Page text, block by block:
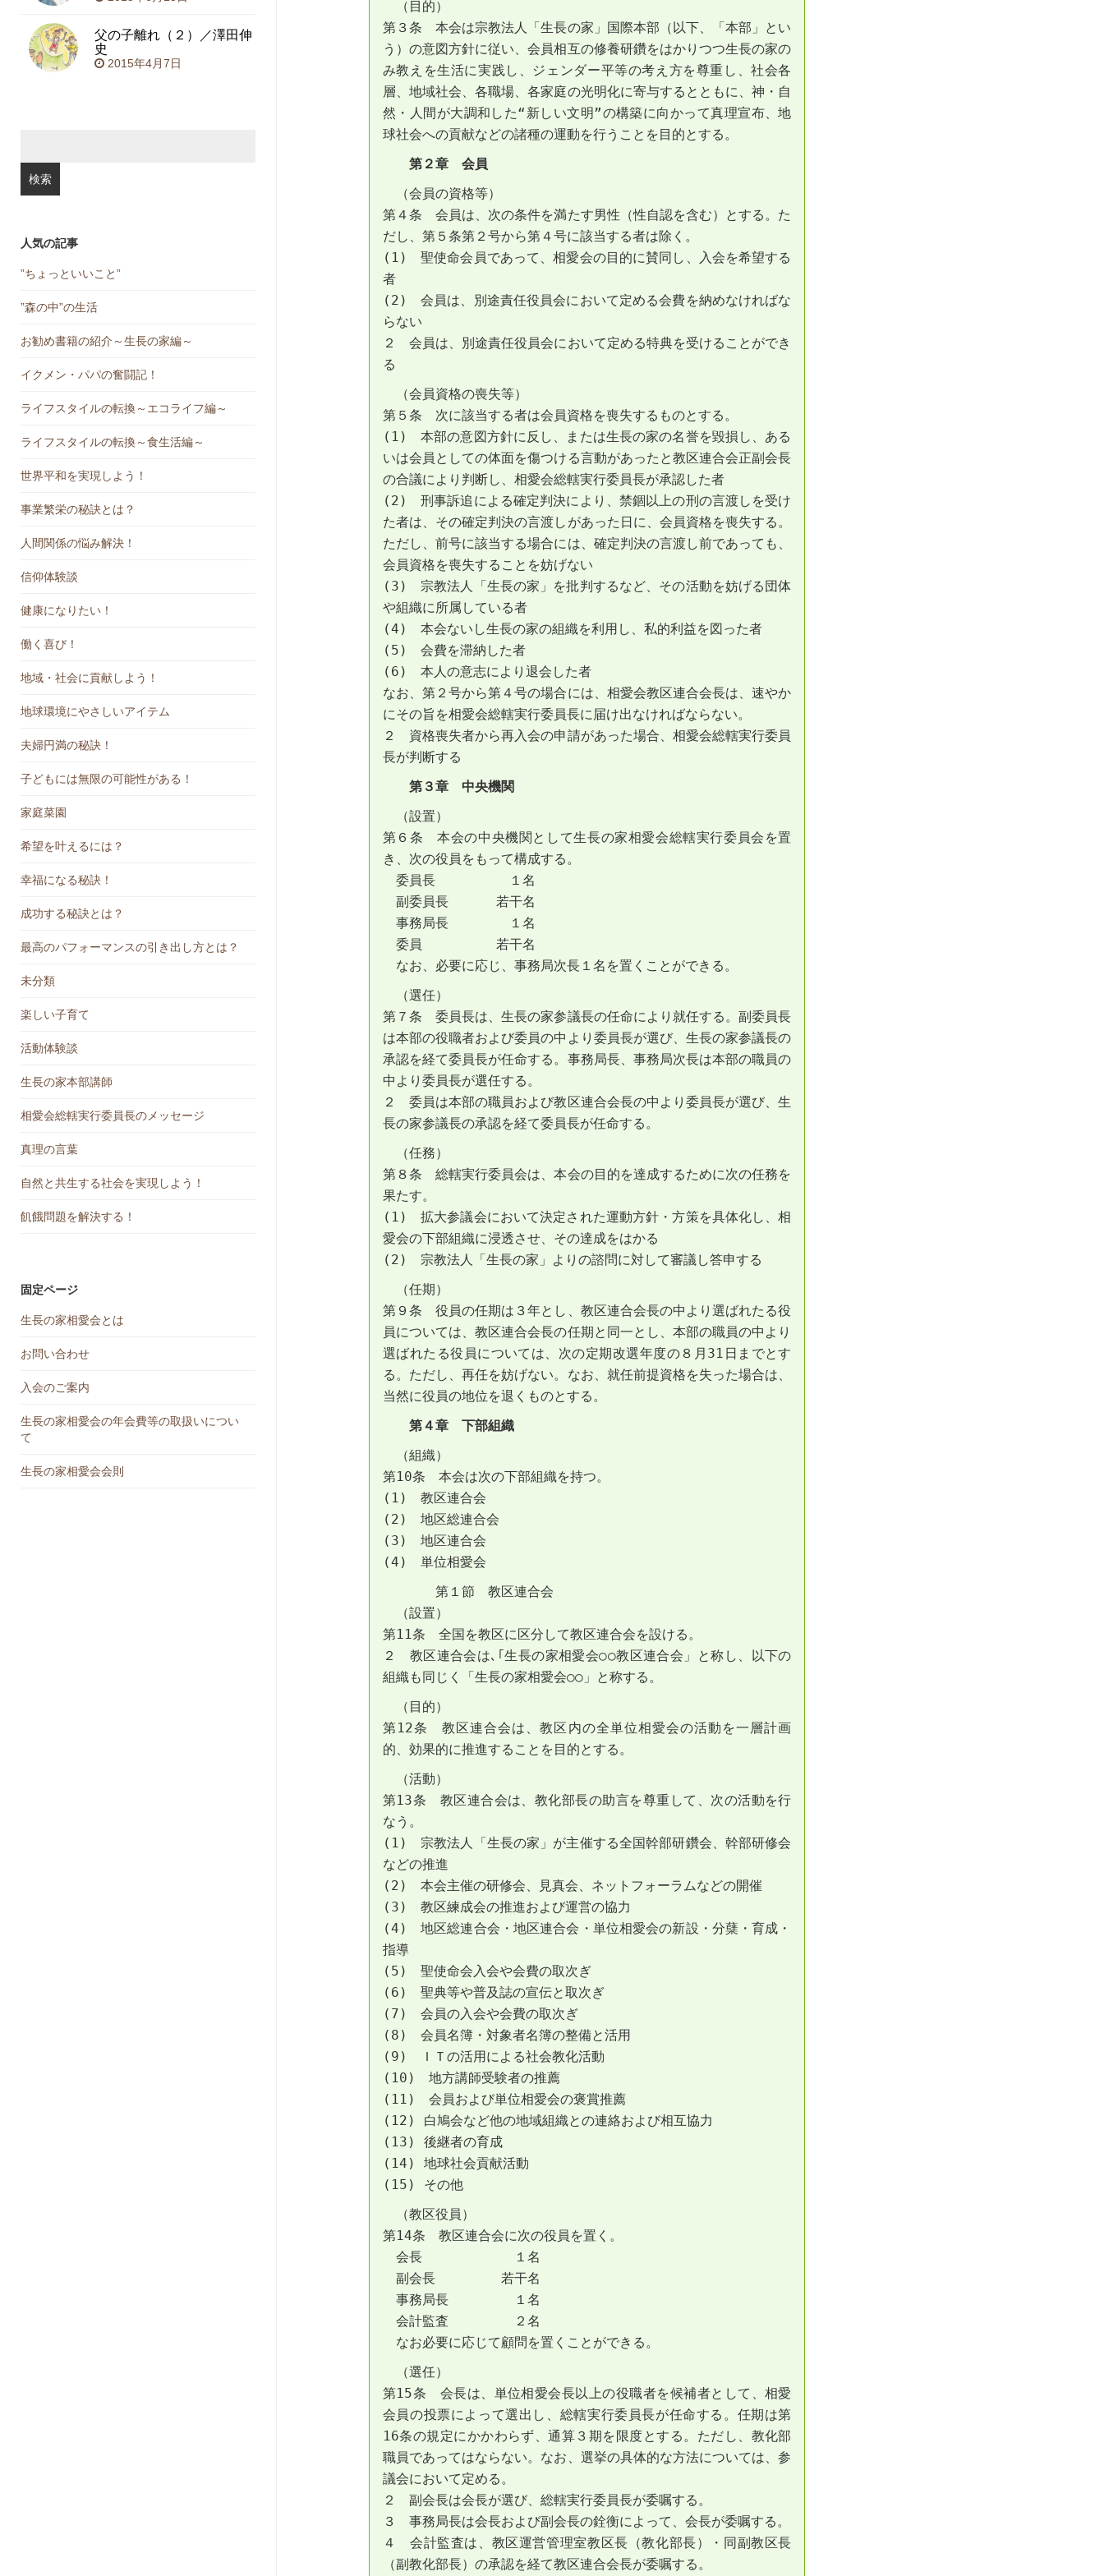
（目的）
第３条 本会は宗教法人「生長の家」国際本部（以下、「本部」とい
う）の意図方針に従い、会員相互の修養研鑽をはかりつつ生長の家の
み教えを生活に実践し、ジェンダー平等の考え方を尊重し、社会各
層、地域社会、各職場、各家庭の光明化に寄与するとともに、神・自
然・人間が大調和した“新しい文明”の構築に向かって真理宣布、地
球社会への貢献などの諸種の運動を行うことを目的とする。
第２章 会員
（会員の資格等）
第４条 会員は、次の条件を満たす男性（性自認を含む）とする。た
だし、第５条第２号から第４号に該当する者は除く。
(1) 聖使命会員であって、相愛会の目的に賛同し、入会を希望する
者
(2) 会員は、別途責任役員会において定める会費を納めなければな
らない
２ 会員は、別途責任役員会において定める特典を受けることができ
る
（会員資格の喪失等）
第５条 次に該当する者は会員資格を喪失するものとする。
(1) 本部の意図方針に反し、または生長の家の名誉を毀損し、ある
いは会員としての体面を傷つける言動があったと教区連合会正副会長
の合議により判断し、相愛会総轄実行委員長が承認した者
(2) 刑事訴追による確定判決により、禁錮以上の刑の言渡しを受け
た者は、その確定判決の言渡しがあった日に、会員資格を喪失する。
ただし、前号に該当する場合には、確定判決の言渡し前であっても、
会員資格を喪失することを妨げない
(3) 宗教法人「生長の家」を批判するなど、その活動を妨げる団体
や組織に所属している者
(4) 本会ないし生長の家の組織を利用し、私的利益を図った者
(5) 会費を滞納した者
(6) 本人の意志により退会した者
なお、第２号から第４号の場合には、相愛会教区連合会長は、速やか
にその旨を相愛会総轄実行委員長に届け出なければならない。
２ 資格喪失者から再入会の申請があった場合、相愛会総轄実行委員
長が判断する
第３章 中央機関
（設置）
第６条 本会の中央機関として生長の家相愛会総轄実行委員会を置
き、次の役員をもって構成する。
委員長 １名
副委員長 若干名
事務局長 １名
委員 若干名
なお、必要に応じ、事務局次長１名を置くことができる。
（選任）
第７条 委員長は、生長の家参議長の任命により就任する。副委員長
は本部の役職者および委員の中より委員長が選び、生長の家参議長の
承認を経て委員長が任命する。事務局長、事務局次長は本部の職員の
中より委員長が選任する。
２ 委員は本部の職員および教区連合会長の中より委員長が選び、生
長の家参議長の承認を経て委員長が任命する。
（任務）
第８条 総轄実行委員会は、本会の目的を達成するために次の任務を
果たす。
(1) 拡大参議会において決定された運動方針・方策を具体化し、相
愛会の下部組織に浸透させ、その達成をはかる
(2) 宗教法人「生長の家」よりの諮問に対して審議し答申する
（任期）
第９条 役員の任期は３年とし、教区連合会長の中より選ばれたる役
員については、教区連合会長の任期と同一とし、本部の職員の中より
選ばれたる役員については、次の定期改選年度の８月31日までとす
る。ただし、再任を妨げない。なお、就任前提資格を失った場合は、
当然に役員の地位を退くものとする。
第４章 下部組織
（組織）
第10条 本会は次の下部組織を持つ。
(1) 教区連合会
(2) 地区総連合会
(3) 地区連合会
(4) 単位相愛会
第１節 教区連合会
（設置）
第11条 全国を教区に区分して教区連合会を設ける。
２ 教区連合会は､｢生長の家相愛会○○教区連合会」と称し、以下の
組織も同じく「生長の家相愛会○○」と称する。
（目的）
第12条 教区連合会は、教区内の全単位相愛会の活動を一層計画
的、効果的に推進することを目的とする。
（活動）
第13条 教区連合会は、教化部長の助言を尊重して、次の活動を行
なう。
(1) 宗教法人「生長の家」が主催する全国幹部研鑽会、幹部研修会
などの推進
(2) 本会主催の研修会、見真会、ネットフォーラムなどの開催
(3) 教区練成会の推進および運営の協力
(4) 地区総連合会・地区連合会・単位相愛会の新設・分蘖・育成・
指導
(5) 聖使命会入会や会費の取次ぎ
(6) 聖典等や普及誌の宣伝と取次ぎ
(7) 会員の入会や会費の取次ぎ
(8) 会員名簿・対象者名簿の整備と活用
(9) ＩＴの活用による社会教化活動
(10) 地方講師受験者の推薦
(11) 会員および単位相愛会の褒賞推薦
(12) 白鳩会など他の地域組織との連絡および相互協力
(13) 後継者の育成
(14) 地球社会貢献活動
(15) その他
（教区役員）
第14条 教区連合会に次の役員を置く。
会長 １名
副会長 若干名
事務局長 １名
会計監査 ２名
なお必要に応じて顧問を置くことができる。
（選任）
第15条 会長は、単位相愛会長以上の役職者を候補者として、相愛
会員の投票によって選出し、総轄実行委員長が任命する。任期は第
16条の規定にかかわらず、通算３期を限度とする。ただし、教化部
職員であってはならない。なお、選挙の具体的な方法については、参
議会において定める。
２ 副会長は会長が選び、総轄実行委員長が委嘱する。
３ 事務局長は会長および副会長の銓衡によって、会長が委嘱する。
４ 会計監査は、教区運営管理室教区長（教化部長）・同副教区長
（副教化部長）の承認を経て教区連合会長が委嘱する。
父の子離れ（２）／澤田伸
史
2015年4月7日
人気の記事
”ちょっといいこと”
”森の中”の生活
お勧め書籍の紹介～生長の家編～
イクメン・パパの奮闘記！
ライフスタイルの転換～エコライフ編～
ライフスタイルの転換～食生活編～
世界平和を実現しよう！
事業繁栄の秘訣とは？
人間関係の悩み解決！
信仰体験談
健康になりたい！
働く喜び！
地域・社会に貢献しよう！
地球環境にやさしいアイテム
夫婦円満の秘訣！
子どもには無限の可能性がある！
家庭菜園
希望を叶えるには？
幸福になる秘訣！
成功する秘訣とは？
最高のパフォーマンスの引き出し方とは？
未分類
楽しい子育て
活動体験談
生長の家本部講師
相愛会総轄実行委員長のメッセージ
真理の言葉
自然と共生する社会を実現しよう！
飢餓問題を解決する！
固定ページ
生長の家相愛会とは
お問い合わせ
入会のご案内
生長の家相愛会の年会費等の取扱いについ
て
生長の家相愛会会則